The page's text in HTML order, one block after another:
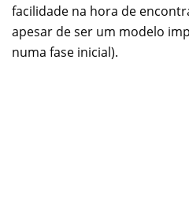
facilidade na hora de
apesar de ser um modelo
numa fase inicial).